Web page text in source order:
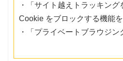
・「サイト越えトラッキン
Cookie をブロックする機能
・「プライベートブラウジ